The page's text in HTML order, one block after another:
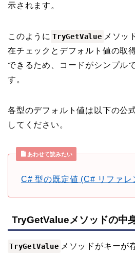
示されます。
このように TryGetValue メソッ
在チェックとデフォルト値の取
できるため、コードがシンプル
す。
各型のデフォルト値は以下の公
してください。
あわせて読みたい
C# 型の既定値 (C# リファレ
TryGetValueメソッドの中
TryGetValue メソッドがキーが